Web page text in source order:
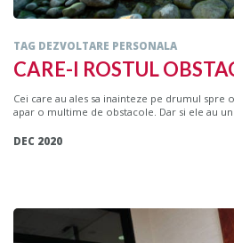
TAG DEZVOLTARE PERSONALA
CARE-I ROSTUL
Cei care au ales sa inainteze pe drumul spre
apar o multime de obstacole. Dar si ele au
DEC 2020